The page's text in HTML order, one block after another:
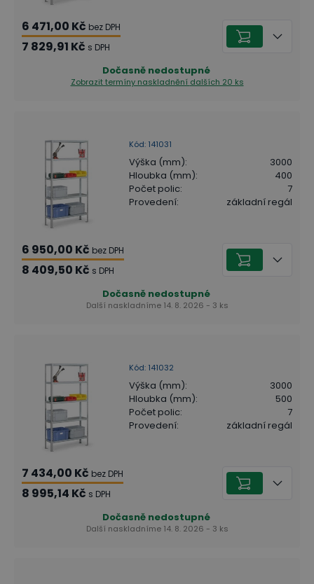
6 471,00 Kč bez DPH
7 829,91 Kč s DPH
Dočasně nedostupné
Zobrazit termíny naskladnění dalších 20 ks
Kód: 141031
Výška (mm):
3000
Hloubka (mm):
400
Počet polic:
7
Provedení: základní regál
6 950,00 Kč bez DPH
8 409,50 Kč s DPH
Dočasně nedostupné
Další naskladníme 14. 8. 2026 - 3 ks
Kód: 141032
Výška (mm):
3000
Hloubka (mm):
500
Počet polic:
7
Provedení: základní regál
7 434,00 Kč bez DPH
8 995,14 Kč s DPH
Dočasně nedostupné
Další naskladníme 14. 8. 2026 - 3 ks